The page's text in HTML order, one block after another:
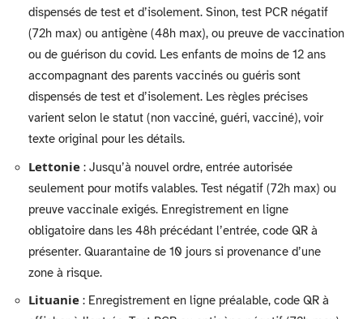
dispensés de test et d’isolement. Sinon, test PCR négatif
(72h max) ou antigène (48h max), ou preuve de vaccination
ou de guérison du covid. Les enfants de moins de 12 ans
accompagnant des parents vaccinés ou guéris sont
dispensés de test et d’isolement. Les règles précises
varient selon le statut (non vacciné, guéri, vacciné), voir
texte original pour les détails.
Lettonie : Jusqu’à nouvel ordre, entrée autorisée
seulement pour motifs valables. Test négatif (72h max) ou
preuve vaccinale exigés. Enregistrement en ligne
obligatoire dans les 48h précédant l’entrée, code QR à
présenter. Quarantaine de 10 jours si provenance d’une
zone à risque.
Lituanie : Enregistrement en ligne préalable, code QR à